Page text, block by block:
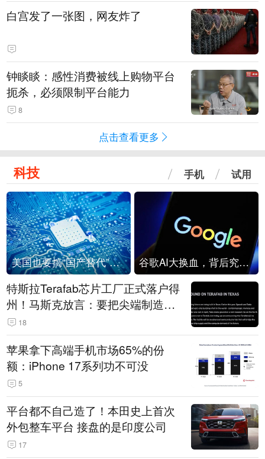
白宫发了一张图，网友炸了
钟睒睒：感性消费被线上购物平台
扼杀，必须限制平台能力
8
点击查看更多
科技 手机 试用
美国也要搞“国产替代”？先算清三笔账 谷歌AI大换血，背后究竟发生了什么？
特斯拉Terafab芯片工厂正式落户得
州！马斯克放言：要把尖端制造带
回美国
18
苹果拿下高端手机市场65%的份
额：iPhone 17系列功不可没
5
平台都不自己造了！本田史上首次
外包整车平台 接盘的是印度公司
17